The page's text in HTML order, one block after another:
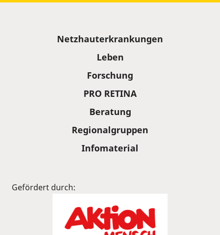
Netzhauterkrankungen
Leben
Forschung
PRO RETINA
Beratung
Regionalgruppen
Infomaterial
Gefördert durch: